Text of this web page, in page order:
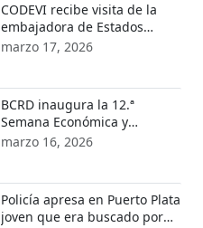
CODEVI recibe visita de la
embajadora de Estados
Unidos en República
marzo 17, 2026
BCRD inaugura la 12.ª
Semana Económica y
Financiera 2026
marzo 16, 2026
Policía apresa en Puerto Plata
joven que era buscado por